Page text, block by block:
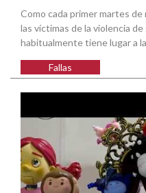
Como cada primer martes
las víctimas de la violencia
habitualmente tiene lugar a
Fallas